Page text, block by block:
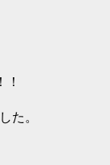
た。